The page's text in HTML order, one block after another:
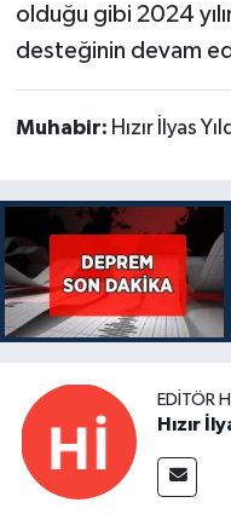
olduğu gibi 2024
desteğinin devam
Muhabir: Hızır İlyas
EDITÖR
Hızır